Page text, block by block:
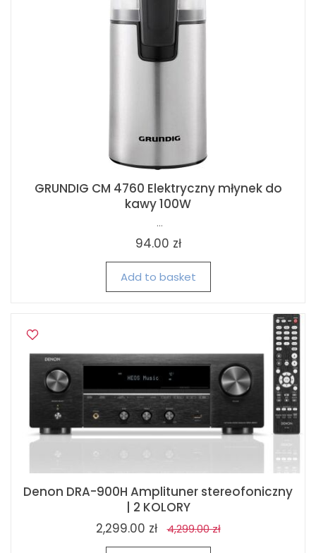
GRUNDIG CM 4760 Elektryczny młynek do
kawy 100W
...
94.00 zł
Add to basket
Denon DRA-900H Amplituner stereofoniczny
| 2 KOLORY
2,299.00 zł
4,299.00 zł